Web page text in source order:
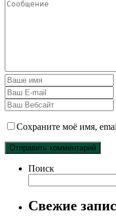
Сохраните моё имя,
Поиск
Свежие